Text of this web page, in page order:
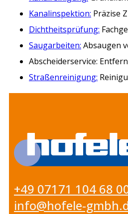
Kanalinspektion: Präzise
Dichtheitsprüfung:
Saugarbeiten: Absaugen
Abscheiderservice:
Straßenreinigung:
+49 07171 104 68
info@hofele-